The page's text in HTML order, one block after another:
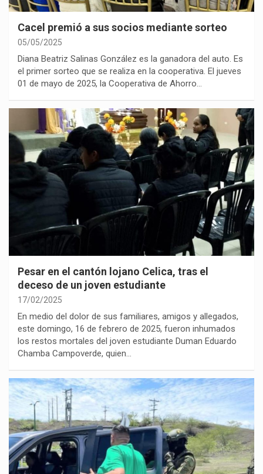
Cacel premió a sus socios mediante sorteo
05/05/2025
Diana Beatriz Salinas González es la ganadora del auto. Es
el primer sorteo que se realiza en la cooperativa. El jueves
01 de mayo de 2025, la Cooperativa de Ahorro…
Pesar en el cantón lojano Celica, tras el
deceso de un joven estudiante
17/02/2025
En medio del dolor de sus familiares, amigos y allegados,
este domingo, 16 de febrero de 2025, fueron inhumados
los restos mortales del joven estudiante Duman Eduardo
Chamba Campoverde, quien…